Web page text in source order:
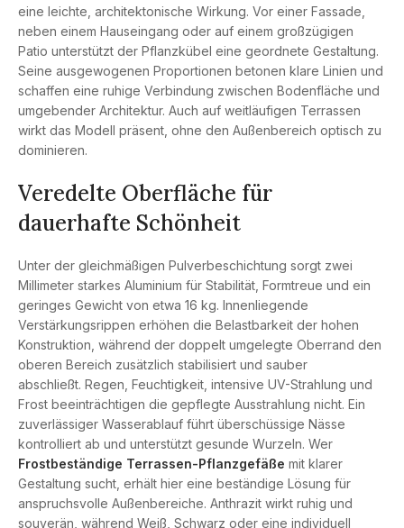
eine leichte, architektonische Wirkung. Vor einer Fassade,
neben einem Hauseingang oder auf einem großzügigen
Patio unterstützt der Pflanzkübel eine geordnete Gestaltung.
Seine ausgewogenen Proportionen betonen klare Linien und
schaffen eine ruhige Verbindung zwischen Bodenfläche und
umgebender Architektur. Auch auf weitläufigen Terrassen
wirkt das Modell präsent, ohne den Außenbereich optisch zu
dominieren.
Veredelte Oberfläche für
dauerhafte Schönheit
Unter der gleichmäßigen Pulverbeschichtung sorgt zwei
Millimeter starkes Aluminium für Stabilität, Formtreue und ein
geringes Gewicht von etwa 16 kg. Innenliegende
Verstärkungsrippen erhöhen die Belastbarkeit der hohen
Konstruktion, während der doppelt umgelegte Oberrand den
oberen Bereich zusätzlich stabilisiert und sauber
abschließt. Regen, Feuchtigkeit, intensive UV-Strahlung und
Frost beeinträchtigen die gepflegte Ausstrahlung nicht. Ein
zuverlässiger Wasserablauf führt überschüssige Nässe
kontrolliert ab und unterstützt gesunde Wurzeln. Wer
Frostbeständige Terrassen-Pflanzgefäße mit klarer
Gestaltung sucht, erhält hier eine beständige Lösung für
anspruchsvolle Außenbereiche. Anthrazit wirkt ruhig und
souverän, während Weiß, Schwarz oder eine individuell